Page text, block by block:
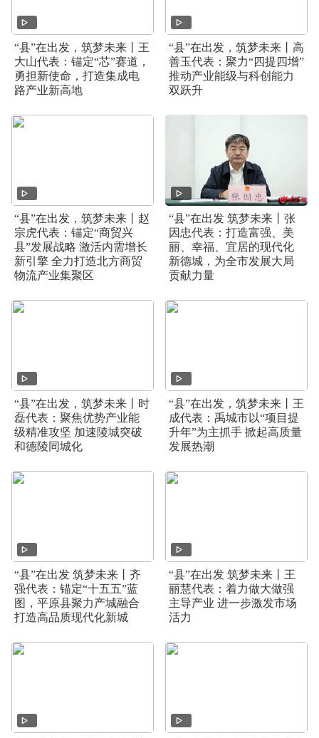
“县”在出发，筑梦未来丨王
大山代表：锚定“芯”赛道，
勇担新使命，打造集成电
路产业新高地
“县”在出发，筑梦未来丨高
善玉代表：聚力“四提四增”
推动产业能级与科创能力
双跃升
“县”在出发，筑梦未来丨赵
宗虎代表：锚定“商贸兴
县”发展战略 激活内需增长
新引擎 全力打造北方商贸
物流产业集聚区
“县”在出发 筑梦未来丨张
因忠代表：打造富强、美
丽、幸福、宜居的现代化
新德城，为全市发展大局
贡献力量
“县”在出发，筑梦未来丨时
磊代表：聚焦优势产业能
级精准攻坚 加速陵城突破
和德陵同城化
“县”在出发，筑梦未来丨王
成代表：禹城市以“项目提
升年”为主抓手 掀起高质量
发展热潮
“县”在出发 筑梦未来丨齐
强代表：锚定“十五五”蓝
图，平原县聚力产城融合
打造高品质现代化新城
“县”在出发 筑梦未来丨王
丽慧代表：着力做大做强
主导产业 进一步激发市场
活力